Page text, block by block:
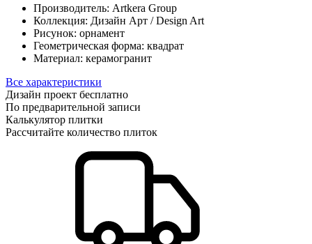
Производитель: Artkera Group
Коллекция: Дизайн Арт / Design Art
Рисунок: орнамент
Геометрическая форма: квадрат
Материал: керамогранит
Все характеристики
Дизайн проект бесплатно
По предварительной записи
Калькулятор плитки
Рассчитайте количество плиток